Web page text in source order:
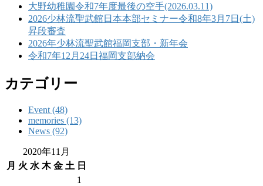
大野幼稚園令和7年度最後の空手(2026.03.11)
2026少林流聖武館日本本部セミナー令和8年3月7日(土)
昇段審査
2026年少林流聖武館福岡支部・新年会
令和7年12月24日福岡支部納会
カテゴリー
Event (48)
memories (13)
News (92)
2020年11月
月 火 水 木 金 土 日
1